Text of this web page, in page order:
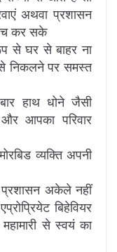
अथवा प्रशासन
कर सके
से घर से बाहर ना
निकलने पर समस्त
हाथ धोने जैसी
आपका परिवार
व्यक्ति अपनी
प्रशासन अकेले नहीं
बिहेवियर
से स्वयं का